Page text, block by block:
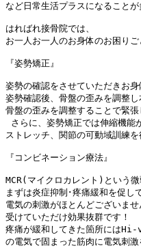
など日常生活プラスになることが
はればれ接骨院では、
お一人お一人のお身体のお困り
『姿勢矯正』
姿勢の確認をさせていただきお
姿勢確認後、 骨盤の歪みを調整し
骨盤の歪みを調整することで緊
さらに、姿勢矯正では伸縮機能
ストレッチ、関節の可動域訓練を
『コンビネーション療法』️
MCR(マイクロカレント)という微
まずは炎症抑制･疼痛緩和を促し
電気の刺激がほとんどございま
受けていただけ効果抜群です！
疼痛が緩和してきた箇所には
の電気で固まった筋肉に電気刺